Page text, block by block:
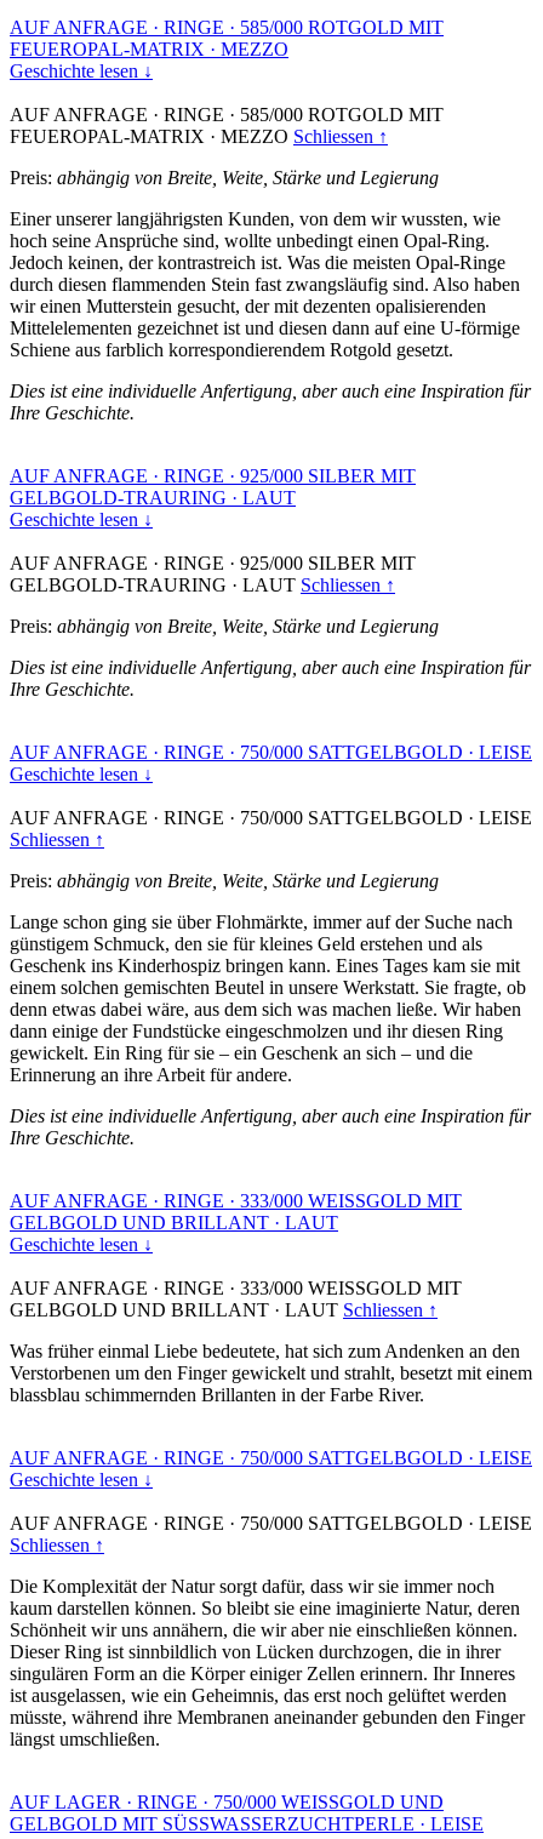
AUF ANFRAGE · RINGE · 585/000 ROTGOLD MIT
FEUEROPAL-MATRIX · MEZZO
Geschichte lesen ↓
AUF ANFRAGE · RINGE · 585/000 ROTGOLD MIT
FEUEROPAL-MATRIX · MEZZO Schliessen ↑
Preis: abhängig von Breite, Weite, Stärke und Legierung
Einer unserer langjährigsten Kunden, von dem wir wussten, wie
hoch seine Ansprüche sind, wollte unbedingt einen Opal-Ring.
Jedoch keinen, der kontrastreich ist. Was die meisten Opal-Ringe
durch diesen flammenden Stein fast zwangsläufig sind. Also haben
wir einen Mutterstein gesucht, der mit dezenten opalisierenden
Mittelelementen gezeichnet ist und diesen dann auf eine U-förmige
Schiene aus farblich korrespondierendem Rotgold gesetzt.
Dies ist eine individuelle Anfertigung, aber auch eine Inspiration für
Ihre Geschichte.
AUF ANFRAGE · RINGE · 925/000 SILBER MIT
GELBGOLD-TRAURING · LAUT
Geschichte lesen ↓
AUF ANFRAGE · RINGE · 925/000 SILBER MIT
GELBGOLD-TRAURING · LAUT Schliessen ↑
Preis: abhängig von Breite, Weite, Stärke und Legierung
Dies ist eine individuelle Anfertigung, aber auch eine Inspiration für
Ihre Geschichte.
AUF ANFRAGE · RINGE · 750/000 SATTGELBGOLD · LEISE
Geschichte lesen ↓
AUF ANFRAGE · RINGE · 750/000 SATTGELBGOLD · LEISE
Schliessen ↑
Preis: abhängig von Breite, Weite, Stärke und Legierung
Lange schon ging sie über Flohmärkte, immer auf der Suche nach
günstigem Schmuck, den sie für kleines Geld erstehen und als
Geschenk ins Kinderhospiz bringen kann. Eines Tages kam sie mit
einem solchen gemischten Beutel in unsere Werkstatt. Sie fragte, ob
denn etwas dabei wäre, aus dem sich was machen ließe. Wir haben
dann einige der Fundstücke eingeschmolzen und ihr diesen Ring
gewickelt. Ein Ring für sie – ein Geschenk an sich – und die
Erinnerung an ihre Arbeit für andere.
Dies ist eine individuelle Anfertigung, aber auch eine Inspiration für
Ihre Geschichte.
AUF ANFRAGE · RINGE · 333/000 WEISSGOLD MIT
GELBGOLD UND BRILLANT · LAUT
Geschichte lesen ↓
AUF ANFRAGE · RINGE · 333/000 WEISSGOLD MIT
GELBGOLD UND BRILLANT · LAUT Schliessen ↑
Was früher einmal Liebe bedeutete, hat sich zum Andenken an den
Verstorbenen um den Finger gewickelt und strahlt, besetzt mit einem
blassblau schimmernden Brillanten in der Farbe River.
AUF ANFRAGE · RINGE · 750/000 SATTGELBGOLD · LEISE
Geschichte lesen ↓
AUF ANFRAGE · RINGE · 750/000 SATTGELBGOLD · LEISE
Schliessen ↑
Die Komplexität der Natur sorgt dafür, dass wir sie immer noch
kaum darstellen können. So bleibt sie eine imaginierte Natur, deren
Schönheit wir uns annähern, die wir aber nie einschließen können.
Dieser Ring ist sinnbildlich von Lücken durchzogen, die in ihrer
singulären Form an die Körper einiger Zellen erinnern. Ihr Inneres
ist ausgelassen, wie ein Geheimnis, das erst noch gelüftet werden
müsste, während ihre Membranen aneinander gebunden den Finger
längst umschließen.
AUF LAGER · RINGE · 750/000 WEISSGOLD UND
GELBGOLD MIT SÜSSWASSERZUCHTPERLE · LEISE